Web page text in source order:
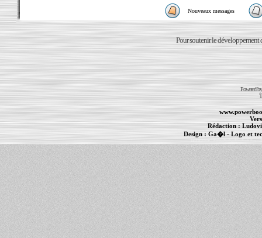
Nouveaux messages
Pour soutenir le développement
Powered
Rédaction :
Design : Ga�l- Logo et